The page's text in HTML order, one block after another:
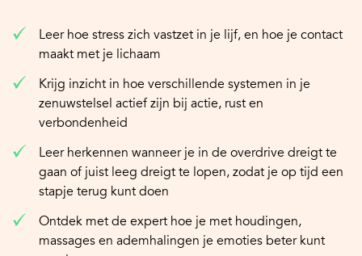
Leer hoe stress zich vastzet in je lijf, en hoe je contact
maakt met je lichaam
Krijg inzicht in hoe verschillende systemen in je
zenuwstelsel actief zijn bij actie, rust en
verbondenheid
Leer herkennen wanneer je in de overdrive dreigt te
gaan of juist leeg dreigt te lopen, zodat je op tijd een
stapje terug kunt doen
Ontdek met de expert hoe je met houdingen,
massages en ademhalingen je emoties beter kunt